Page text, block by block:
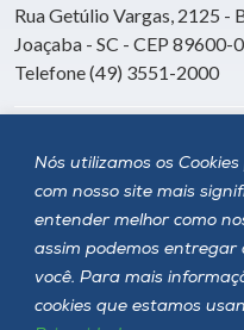
Nós utilizamos os
com nosso site mais
entender melhor como
assim podemos
você. Para mais
cookies que estamos
Rua Getúlio Vargas, 2125 -
Joaçaba - SC - CEP 89600-
Telefone (49) 3551-2000
Siga a Unoesc